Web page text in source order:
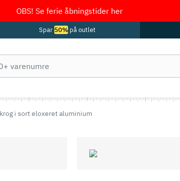
OBS! Se ferie åbningstider her
Spar 50% på outlet
i sort eloxeret aluminium